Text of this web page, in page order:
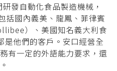
發自動化食品製造機械，
括國內義美、龍鳳、菲律賓
）、美國知名義大利食
他們的客戶。安口經營全
有一定的外語能力要求，還